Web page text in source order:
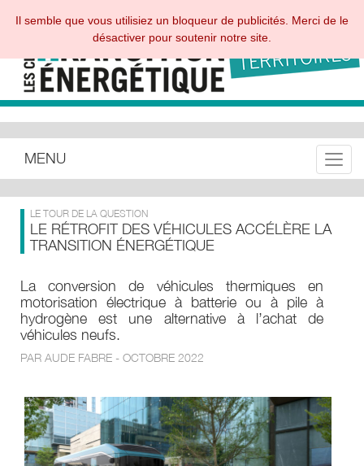
MENU
LE TOUR DE LA QUESTION
LE RÉTROFIT DES VÉHICULES ACCÉLÈRE LA
TRANSITION ÉNERGÉTIQUE
La conversion de véhicules thermiques en
motorisation électrique à batterie ou à pile à
hydrogène est une alternative à l’achat de
véhicules neufs.
PAR AUDE FABRE - OCTOBRE 2022
Il semble que vous utilisiez un bloqueur de publicités. Merci de le
désactiver pour soutenir notre site.